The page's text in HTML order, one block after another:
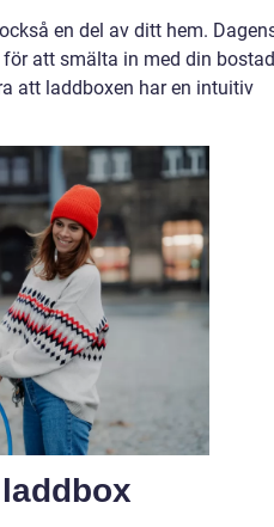
en del av ditt hem.
att smälta in med din
att laddboxen har en intuitiv